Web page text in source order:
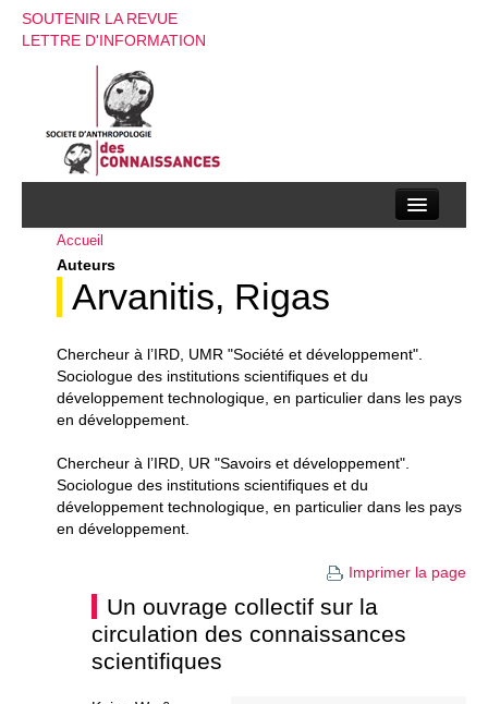
SOUTENIR LA REVUE
LETTRE D'INFORMATION
La société d’anthropologie des connaissances
La revue
Appels à contributions
Instructions aux auteurs
Evenements
Accueil
Auteurs
Arvanitis, Rigas
Chercheur à l’IRD, UMR "Société et développement".
Sociologue des institutions scientifiques et du
développement technologique, en particulier dans les pays
en développement.
Chercheur à l’IRD, UR "Savoirs et développement".
Sociologue des institutions scientifiques et du
développement technologique, en particulier dans les pays
en développement.
Imprimer la page
Un ouvrage collectif sur la
circulation des connaissances
scientifiques